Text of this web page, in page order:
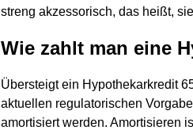
streng akzessorisch, das heißt,
Wie zahlt man eine
Übersteigt ein Hypothekarkredit
aktuellen regulatorischen
amortisiert werden. Amortisieren